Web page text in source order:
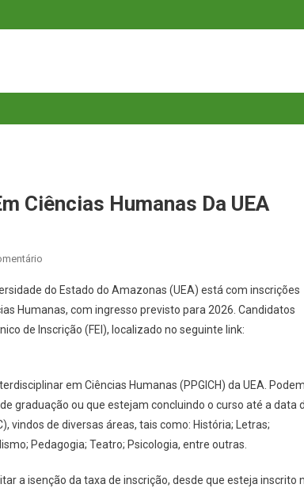
Ciências Humanas Da UEA
Abertas
Para
Mestrado
Humanas
Da
UEA
do Estado do Amazonas (UEA) está com inscrições
Humanas, com ingresso previsto para 2026. Candidatos
de Inscrição (FEI), localizado no seguinte link:
em Ciências Humanas (PPGICH) da UEA.
graduação ou que estejam concluindo o curso até a data
vindos de diversas áreas, tais como: História; Letras;
Pedagogia; Teatro; Psicologia, entre outras.
a isenção da taxa de inscrição, desde que esteja inscrito